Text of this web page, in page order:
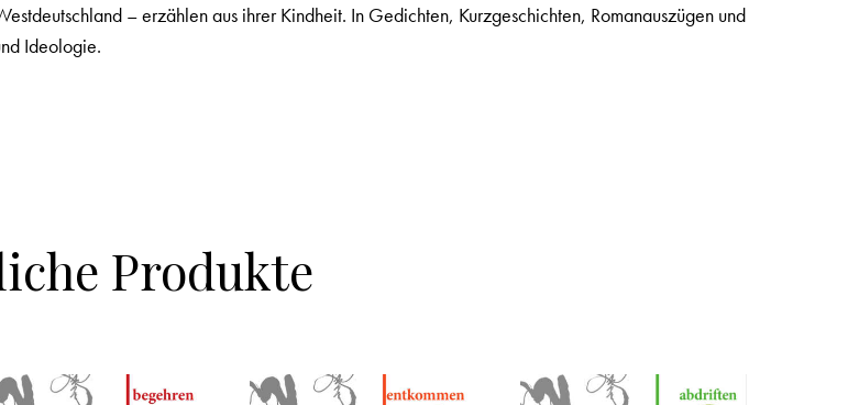
– erzählen aus ihrer Kindheit. In Gedichten, Kurzgeschichten, Romanauszügen und
Ideologie.
Produkte